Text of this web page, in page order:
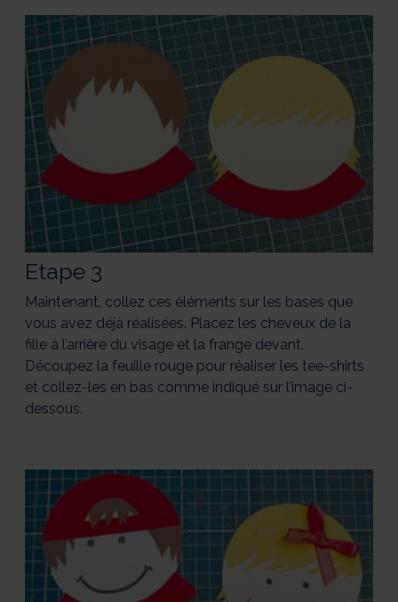
Etape 3
Maintenant, collez ces éléments sur les bases que
vous avez déjà réalisées. Placez les cheveux de la
fille à l’arrière du visage et la frange devant.
Découpez la feuille rouge pour réaliser les tee-shirts
et collez-les en bas comme indiqué sur l’image ci-
dessous.